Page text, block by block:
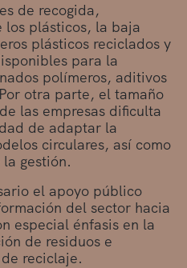
de recogida,
los plásticos, la baja
plásticos reciclados y
para la
polímeros, aditivos
otra parte, el tamaño
las empresas dificulta
de adaptar la
circulares, así como
gestión.
el apoyo público
del sector hacia
especial énfasis en la
de residuos e
reciclaje.